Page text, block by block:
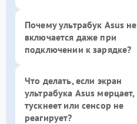
Почему ультрабук Asus не
включается даже при
подключении к зарядке?
Что делать, если экран
ультрабука Asus мерцает,
тускнеет или сенсор не
реагирует?